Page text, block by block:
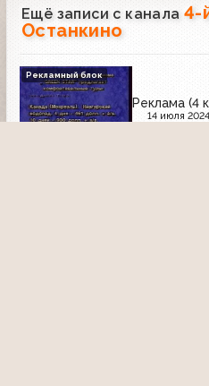
Ещё записи с канала 4-
Останкино
Реклама (4
14 июля
Рекламный блок